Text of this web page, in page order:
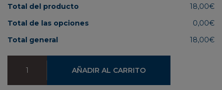
Total del producto
18,00€
Total de las opciones
0,00€
Total general
18,00€
Peluche
AÑADIR AL CARRITO